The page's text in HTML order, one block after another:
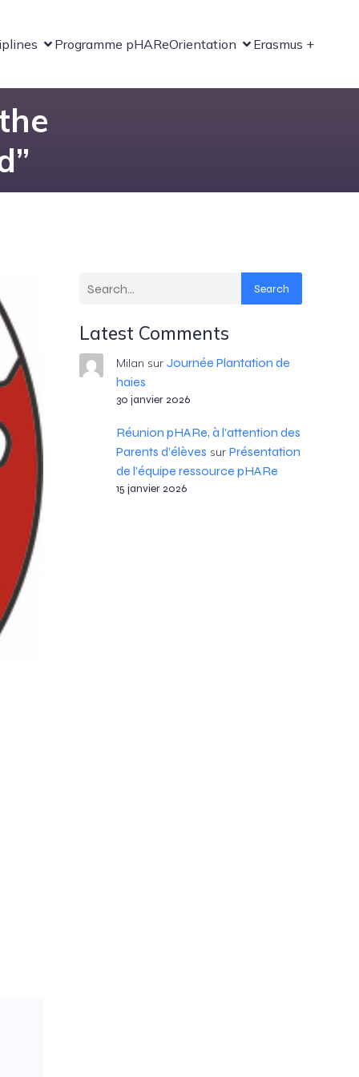
Programme pHAReOrientation Erasmus +
Search
Latest Comments
Milan sur Journée Plantation de
haies
30 janvier 2026
Réunion pHARe, à l’attention des
Parents d’élèves sur Présentation
de l’équipe ressource pHARe
15 janvier 2026